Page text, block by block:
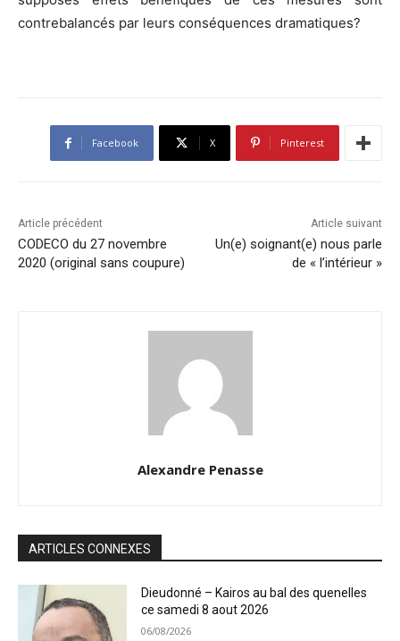
contrebalancés par leurs conséquences dramatiques?
Facebook X Pinterest
Article précédent
CODECO du 27 novembre
2020 (original sans coupure)
Article suivant
Un(e) soignant(e) nous parle
de « l’intérieur »
Alexandre Penasse
ARTICLES CONNEXES
Dieudonné – Kairos au bal des quenelles
ce samedi 8 aout 2026
06/08/2026